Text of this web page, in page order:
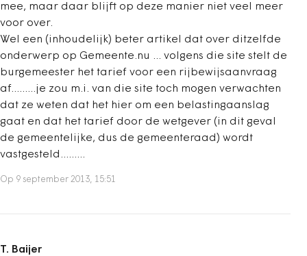
mee, maar daar blijft op deze manier niet veel meer
voor over.
Wel een (inhoudelijk) beter artikel dat over ditzelfde
onderwerp op Gemeente.nu ... volgens die site stelt de
burgemeester het tarief voor een rijbewijsaanvraag
af.........je zou m.i. van die site toch mogen verwachten
dat ze weten dat het hier om een belastingaanslag
gaat en dat het tarief door de wetgever (in dit geval
de gemeentelijke, dus de gemeenteraad) wordt
vastgesteld.........
Op 9 september 2013, 15:51
T. Baijer